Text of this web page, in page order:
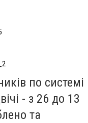
по системі
- з 26 до 13
та